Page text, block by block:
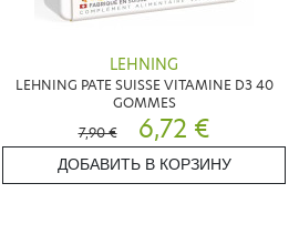
LEHNING
LEHNING PATE SUISSE VITAMINE D3 40
GOMMES
7,90 €
6,72 €
ДОБАВИТЬ В КОРЗИНУ